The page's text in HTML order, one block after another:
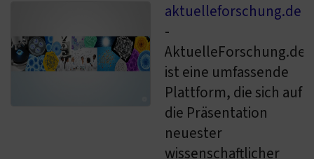
aktuelleforschung.de
-
AktuelleForschung.de
ist eine umfassende
Plattform, die sich auf
die Präsentation
neuester
wissenschaftlicher